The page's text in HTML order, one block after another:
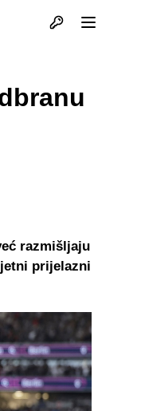
Otvori profil
razmišljaju
prijelazni